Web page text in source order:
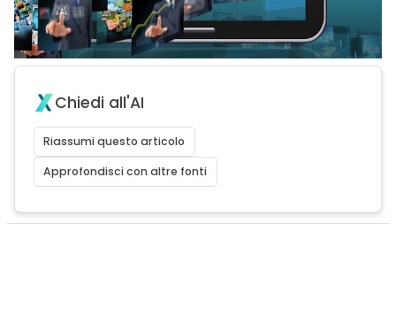
Chiedi all'AI
Riassumi questo articolo
Approfondisci con altre fonti